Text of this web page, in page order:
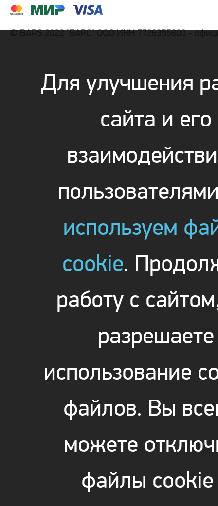
© BARS 2022 "БАРС" ООО ИНН 7726355800 -
Для улучшения
сайта и его
используем
cookie.
работу с
разрешаете
использование
файлов. Вы
можете
файлы cookie